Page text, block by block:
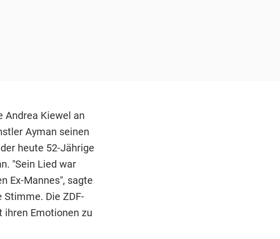
Andrea Kiewel an
Ayman seinen
heute 52-Jährige
"Sein Lied war
Ex-Mannes", sagte
Die ZDF-
Emotionen zu